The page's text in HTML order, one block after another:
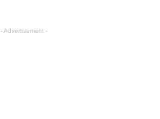
- Advertisement -